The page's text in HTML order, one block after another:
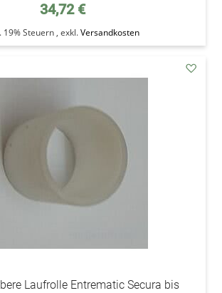
34,72 €
19% Steuern , exkl.Versandkosten
Laufrolle Entrematic Secura bis